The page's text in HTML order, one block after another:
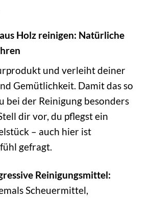
Holz reinigen: Natürliche
und verleiht deiner
Gemütlichkeit. Damit das so
bei der Reinigung besonders
dir vor, du pflegst ein
– auch hier ist
gefragt.
Reinigungsmittel:
Scheuermittel,